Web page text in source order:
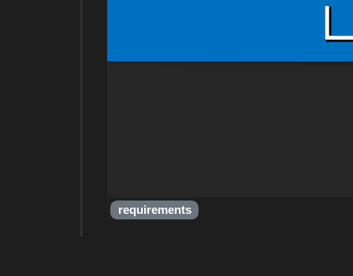
requirements